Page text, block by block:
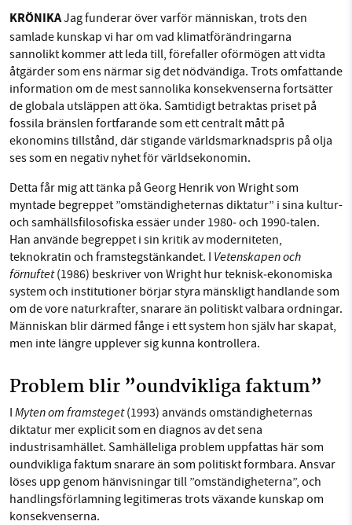
KRÖNIKAJag funderar över varför människan, trots den
samlade kunskap vi har om vad klimatförändringarna
sannolikt kommer att leda till, förefaller oförmögen att vidta
åtgärder som ens närmar sig det nödvändiga. Trots omfattande
information om de mest sannolika konsekvenserna fortsätter
de globala utsläppen att öka. Samtidigt betraktas priset på
fossila bränslen fortfarande som ett centralt mått på
ekonomins tillstånd, där stigande världsmarknadspris på olja
ses som en negativ nyhet för världsekonomin.
Detta får mig att tänka på Georg Henrik von Wright som
myntade begreppet ”omständigheternas diktatur” i sina kultur-
och samhällsfilosofiska essäer under 1980‑ och 1990‑talen.
Han använde begreppet i sin kritik av moderniteten,
teknokratin och framstegstänkandet. I Vetenskapen och
förnuftet(1986) beskriver von Wright hur teknisk‑ekonomiska
system och institutioner börjar styra mänskligt handlande som
om de vore naturkrafter, snarare än politiskt valbara ordningar.
Människan blir därmed fånge i ett system hon själv har skapat,
men inte längre upplever sig kunna kontrollera.
Problem blir ”oundvikliga faktum”
I Myten om framsteget(1993) används omständigheternas
diktatur mer explicit som en diagnos av det sena
industrisamhället. Samhälleliga problem uppfattas här som
oundvikliga faktum snarare än som politiskt formbara. Ansvar
löses upp genom hänvisningar till ”omständigheterna”, och
handlingsförlamning legitimeras trots växande kunskap om
konsekvenserna.